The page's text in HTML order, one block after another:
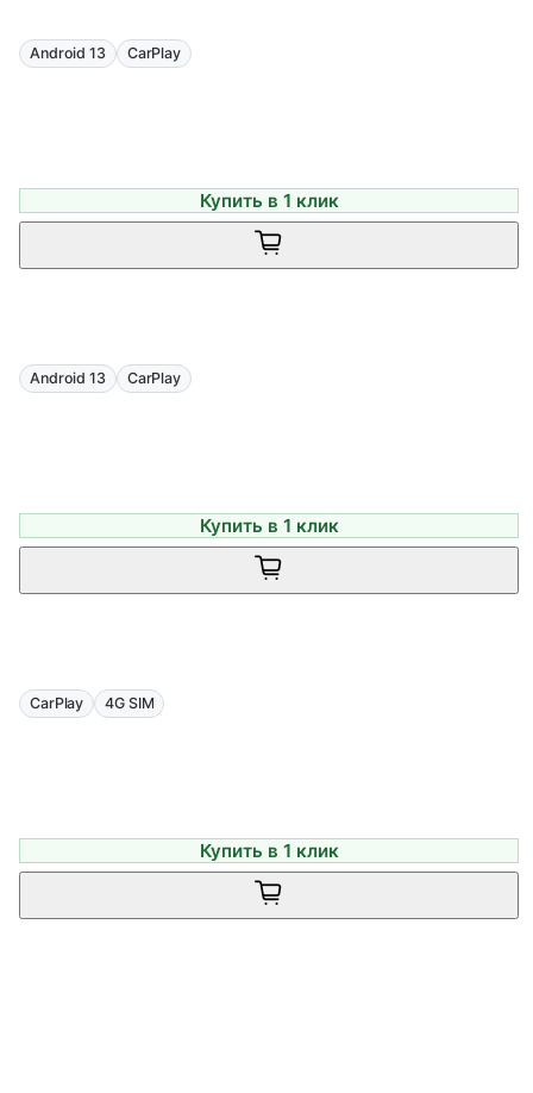
Android 13 CarPlay
Купить в 1 клик
Android 13 CarPlay
Купить в 1 клик
CarPlay 4G SIM
Купить в 1 клик